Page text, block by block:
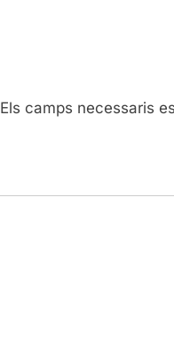
o
:
Els camps necessaris